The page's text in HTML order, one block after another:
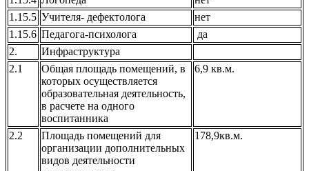
1.15.5 Учителя- дефектолога
нет
1.15.6 Педагога-психолога
да
2.
Инфраструктура
2.1
Общая площадь помещений, в
которых осуществляется
образовательная деятельность,
в расчете на одного
воспитанника
6,9 кв.м.
2.2
Площадь помещений для
организации дополнительных
видов деятельности
178,9кв.м.